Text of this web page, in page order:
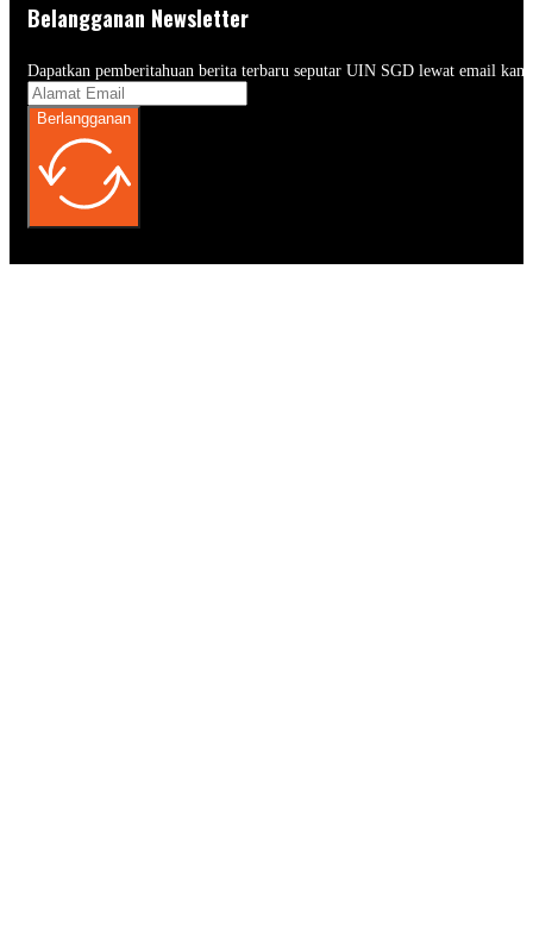
Belangganan Newsletter
Dapatkan pemberitahuan berita terbaru seputar UIN SGD lewat email
Berlangganan